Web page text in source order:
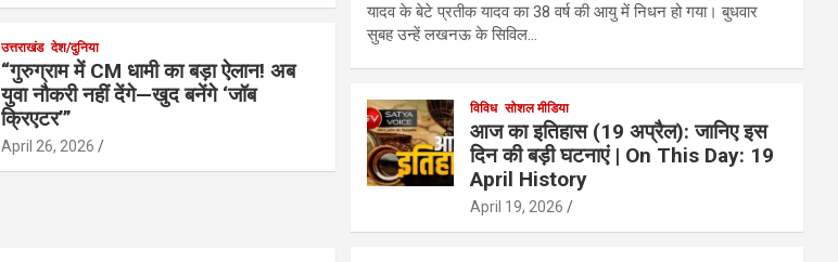
उत्तराखंड देश/दुनिया
“गुरुग्राम में CM धामी का बड़ा ऐलान! अब
युवा नौकरी नहीं देंगे—खुद बनेंगे ‘जॉब
क्रिएटर’”
April 26, 2026
यादव के बेटे प्रतीक यादव का 38 वर्ष की आयु में निधन हो गया। बुधवार
सुबह उन्हें लखनऊ के सिविल…
विविध सोशल मीडिया
आज का इतिहास (19 अप्रैल): जानिए इस
दिन की बड़ी घटनाएं | On This Day: 19
April History
April 19, 2026